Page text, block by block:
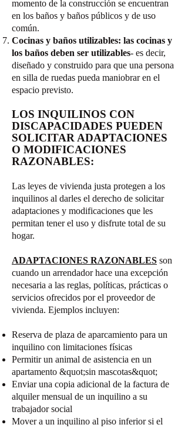
momento de la construcción se encuentran
en los baños y baños públicos y de uso
común.
Cocinas y baños utilizables: las cocinas y
los baños deben ser utilizables- es decir,
diseñado y construido para que una persona
en silla de ruedas pueda maniobrar en el
espacio previsto.
LOS INQUILINOS CON
DISCAPACIDADES PUEDEN
SOLICITAR ADAPTACIONES
O MODIFICACIONES
RAZONABLES:
Las leyes de vivienda justa protegen a los
inquilinos al darles el derecho de solicitar
adaptaciones y modificaciones que les
permitan tener el uso y disfrute total de su
hogar.
ADAPTACIONES RAZONABLES son
cuando un arrendador hace una excepción
necesaria a las reglas, políticas, prácticas o
servicios ofrecidos por el proveedor de
vivienda. Ejemplos incluyen:
Reserva de plaza de aparcamiento para un
inquilino con limitaciones físicas
Permitir un animal de asistencia en un
apartamento &quot;sin mascotas&quot;
Enviar una copia adicional de la factura de
alquiler mensual de un inquilino a su
trabajador social
Mover a un inquilino al piso inferior si el